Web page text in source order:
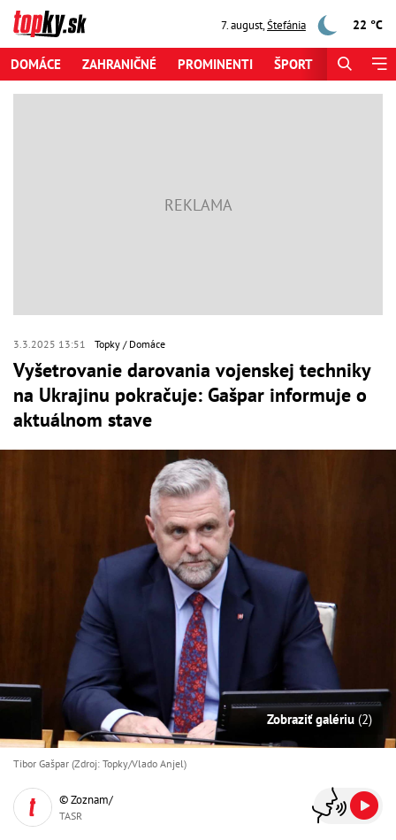
7. august,Štefánia 22 °C
DOMÁCE ZAHRANIČNÉ PROMINENTI ŠPORT
3.3.2025 13:51 Topky Domáce
Vyšetrovanie darovania vojenskej techniky
na Ukrajinu pokračuje: Gašpar informuje o
aktuálnom stave
Zobraziť galériu (2)
Tibor Gašpar (Zdroj: Topky/Vlado Anjel)
© Zoznam/
TASR